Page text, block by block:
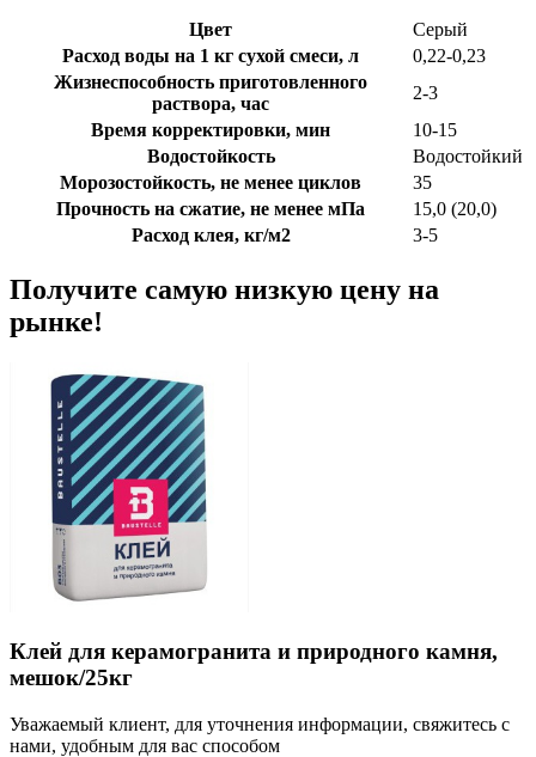
Цвет
Серый
Расход воды на 1 кг сухой смеси, л
0,22-0,23
Жизнеспособность приготовленного
раствора, час
2-3
Время корректировки, мин
10-15
Водостойкость
Водостойкий
Морозостойкость, не менее циклов
35
Прочность на сжатие, не менее мПа
15,0 (20,0)
Расход клея, кг/м2
3-5
Получите самую низкую цену на
рынке!
Клей для керамогранита и природного камня,
мешок/25кг
Уважаемый клиент, для уточнения информации, свяжитесь с
нами, удобным для вас способом